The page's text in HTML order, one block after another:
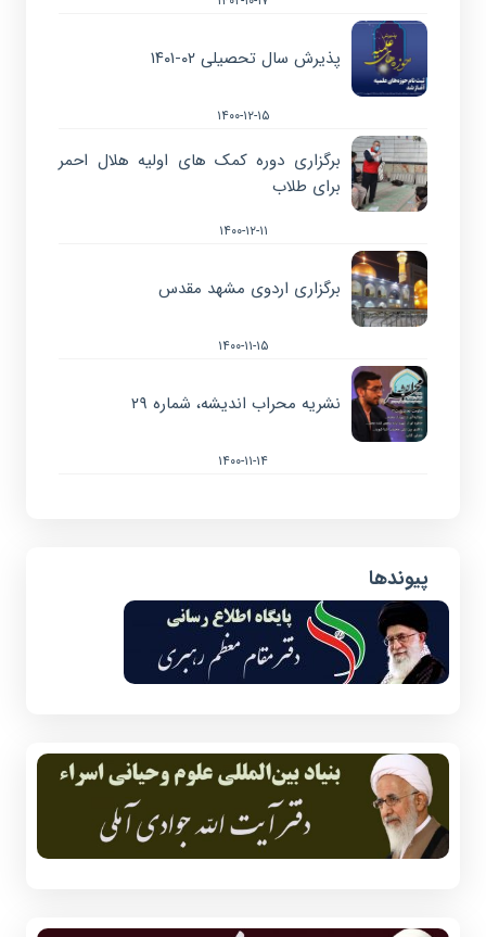
پذیرش سال تحصیلی ۰۲-۱۴۰۱
۱۴۰۰-۱۲-۱۵
برگزاری دوره کمک های اولیه هلال احمر
برای طلاب
۱۴۰۰-۱۲-۱۱
برگزاری اردوی مشهد مقدس
۱۴۰۰-۱۱-۱۵
نشریه محراب اندیشه، شماره ۲۹
۱۴۰۰-۱۱-۱۴
پیوندها